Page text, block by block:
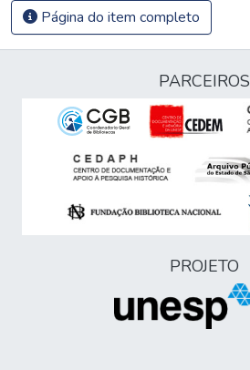
Página do item completo
PARCEIROS
PROJETO